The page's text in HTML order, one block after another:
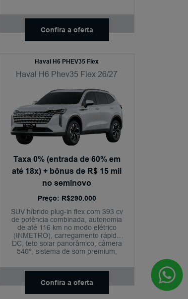
Confira a oferta
Haval H6 PHEV35 Flex
Haval H6 Phev35 Flex 26/27
Taxa 0% (entrada de 60% em
até 18x) + bônus de R$ 15 mil
no seminovo
Preço: R$290.000
SUV híbrido plug-in flex com 393 cv
de potência combinada, autonomia
de até 116 km no modo elétrico
(INMETRO), carregamento rápido
DC, teto solar panorâmico, câmera
540°, sistema de som premium,
GWM e condução semiautônoma
Confira a oferta